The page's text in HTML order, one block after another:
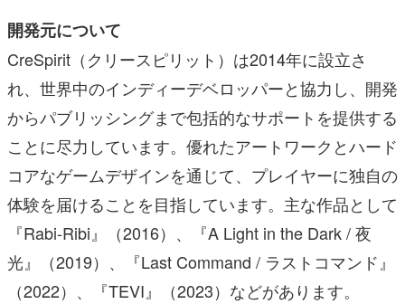
開発元について
CreSpirit（クリースピリット）は2014年に設立さ
れ、世界中のインディーデベロッパーと協力し、開発
からパブリッシングまで包括的なサポートを提供する
ことに尽力しています。優れたアートワークとハード
コアなゲームデザインを通じて、プレイヤーに独自の
体験を届けることを目指しています。主な作品として
『Rabi-Ribi』（2016）、『A Light in the Dark / 夜
光』（2019）、『Last Command / ラストコマンド』
（2022）、『TEVI』（2023）などがあります。